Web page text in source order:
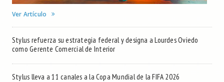
Ver Artículo
Stylus refuerza su estrategia federal y designa a Lourdes Oviedo
como Gerente Comercial de Interior
Stylus lleva a 11 canales a la Copa Mundial de la FIFA 2026